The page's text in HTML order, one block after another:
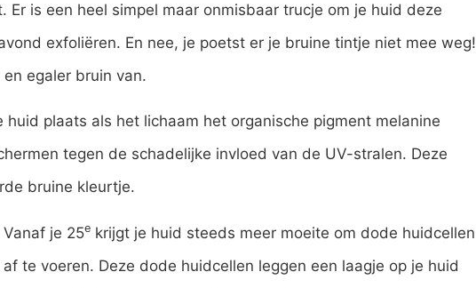
Er is een heel simpel maar onmisbaar trucje om je huid deze
exfoliëren. En nee, je poetst er je bruine tintje niet mee weg!
egaler bruin van.
plaats als het lichaam het organische pigment melanine
tegen de schadelijke invloed van de UV-stralen. Deze
bruine kleurtje.
Vanaf je 25e krijgt je huid steeds meer moeite om dode huidcellen
af te voeren. Deze dode huidcellen leggen een laagje op je huid